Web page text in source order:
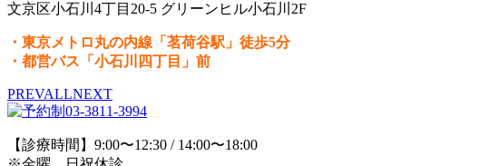
文京区小石川4丁目20-5 グリーンヒル小石川2F
・東京メトロ丸の内線「茗荷谷駅」徒歩5分
・都営バス「小石川四丁目」前
PREVALLNEXT
【診療時間】9:00〜12:30 / 14:00〜18:00